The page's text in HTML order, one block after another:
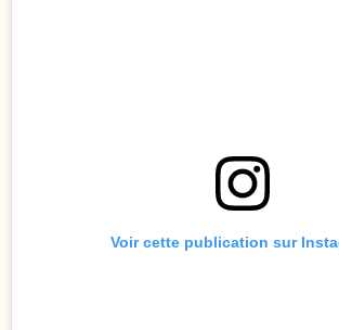
Voir cette publication sur